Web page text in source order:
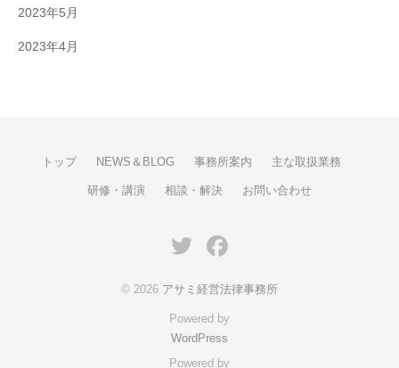
2023年5月
2023年4月
トップ NEWS＆BLOG 事務所案内 主な取扱業務
研修・講演 相談・解決 お問い合わせ
TwitterFacebook
© 2026 アサミ経営法律事務所
Powered by
WordPress
Powered by